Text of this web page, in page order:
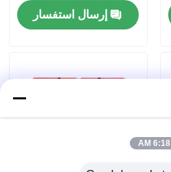
إرسال استفسار
6:18 AM